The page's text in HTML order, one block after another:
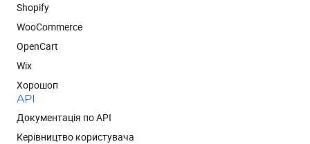
Shopify
WooCommerce
OpenCart
Wix
Хорошоп
API
Документація по API
Керівництво користувача